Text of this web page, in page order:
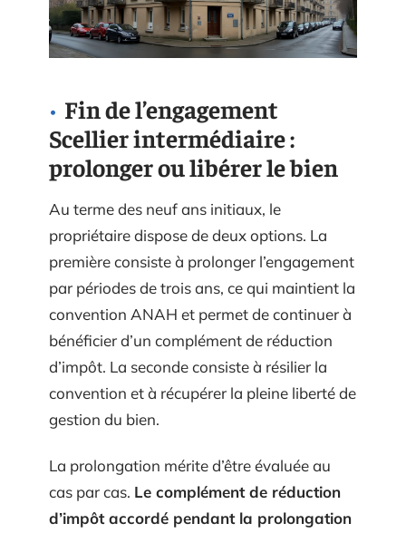
Fin de l’engagement
Scellier intermédiaire :
prolonger ou libérer le bien
Au terme des neuf ans initiaux, le
propriétaire dispose de deux options. La
première consiste à prolonger l’engagement
par périodes de trois ans, ce qui maintient la
convention ANAH et permet de continuer à
bénéficier d’un complément de réduction
d’impôt. La seconde consiste à résilier la
convention et à récupérer la pleine liberté de
gestion du bien.
La prolongation mérite d’être évaluée au
cas par cas. Le complément de réduction
d’impôt accordé pendant la prolongation